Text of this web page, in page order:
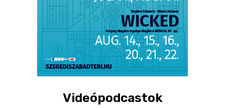
Videópodcastok